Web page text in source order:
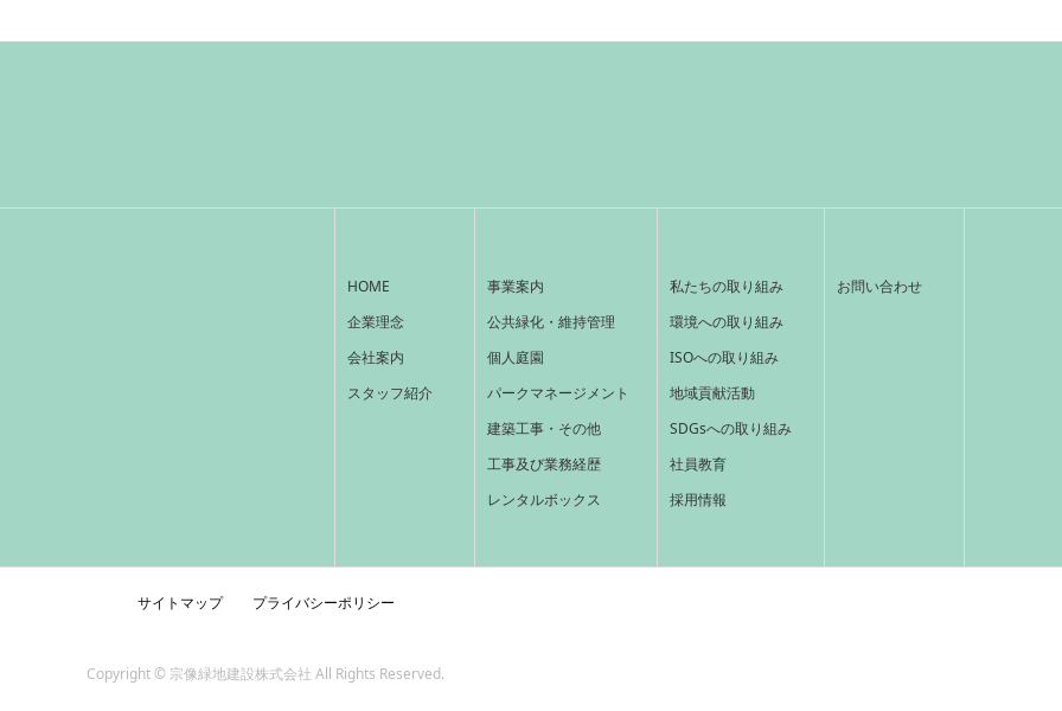
HOME
企業理念
会社案内
スタッフ紹介
事業案内
公共緑化・維持管理
個人庭園
パークマネージメント
建築工事・その他
工事及び業務経歴
レンタルボックス
私たちの取り組み
環境への取り組み
ISOへの取り組み
地域貢献活動
SDGsへの取り組み
社員教育
採用情報
お問い合わせ
サイトマップ プライバシーポリシー
Copyright © 宗像緑地建設株式会社 All Rights Reserved.